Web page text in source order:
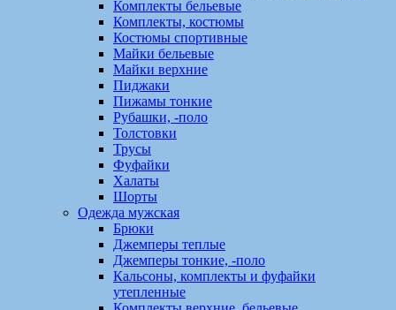
Комплекты бельевые
Комплекты, костюмы
Костюмы спортивные
Майки бельевые
Майки верхние
Пиджаки
Пижамы тонкие
Рубашки, -поло
Толстовки
Трусы
Фуфайки
Халаты
Шорты
Одежда мужская
Брюки
Джемперы теплые
Джемперы тонкие, -поло
Кальсоны, комплекты и фуфайки
утепленные